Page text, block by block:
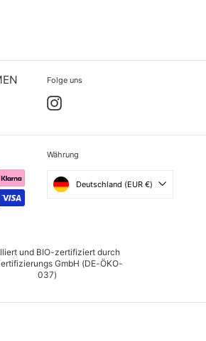
Folge uns
Instagram
Währung
Deutschland (EUR €)
und BIO-zertifiziert durch
GmbH (DE-ÖKO-
037)